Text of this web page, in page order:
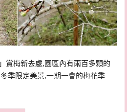
賞梅新去處,園區內有兩百多顆的
季限定美景,一期一會的梅花季